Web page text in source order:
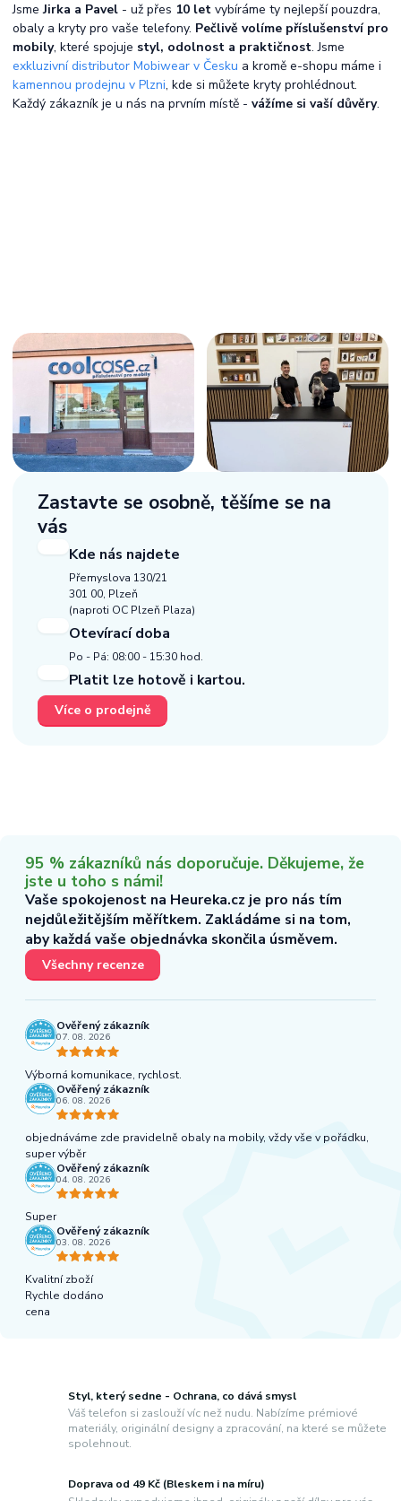
JsmeJirka a Pavel - už přes 10 let vybíráme ty nejlepší pouzdra,
obaly a kryty pro vaše telefony. Pečlivě volíme příslušenství pro
mobily, které spojuje styl, odolnost a praktičnost. Jsme
exkluzivní distributor Mobiwear v Česku a kromě e-shopu máme i
kamennou prodejnu v Plzni, kde si můžete kryty prohlédnout.
Každý zákazník je u nás na prvním místě - vážíme si vaší důvěry.
Zastavte se osobně, těšíme se na
vás
Kde nás najdete
Přemyslova 130/21
301 00, Plzeň
(naproti OC Plzeň Plaza)
Otevírací doba
Po - Pá: 08:00 - 15:30 hod.
Platit lze hotově i kartou.
Více o prodejně
Styl, který sedne - Ochrana, co dává smysl
Váš telefon si zaslouží víc než nudu. Nabízíme prémiové
materiály, originální designy a zpracování, na které se můžete
spolehnout.
Doprava od 49 Kč (Bleskem i na míru)
95 % zákazníků nás doporučuje. Děkujeme, že
jste u toho s námi!
Vaše spokojenost na Heureka.cz je pro nás tím
nejdůležitějším měřítkem. Zakládáme si na tom,
aby každá vaše objednávka skončila úsměvem.
Všechny recenze
Ověřený zákazník
07. 08. 2026
Výborná komunikace, rychlost.
Ověřený zákazník
06. 08. 2026
objednáváme zde pravidelně obaly na mobily, vždy vše v pořádku,
super výběr
Ověřený zákazník
04. 08. 2026
Super
Ověřený zákazník
03. 08. 2026
Kvalitní zboží
Rychle dodáno
cena